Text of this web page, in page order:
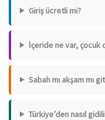
Giriş ücretli mi?
İçeride ne var, çocuk
Sabah mı akşam mı
Türkiye’den nasıl